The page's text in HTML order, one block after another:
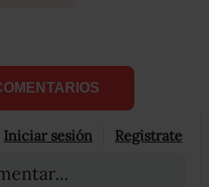
Iniciar sesión Registrate